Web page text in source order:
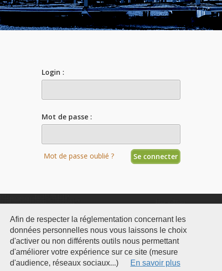
Login :
Mot de passe :
Mot de passe oublié ?
Afin de respecter la réglementation concernant les
données personnelles nous vous laissons le choix
d'activer ou non différents outils nous permettant
d'améliorer votre expérience sur ce site (mesure
d'audience, réseaux sociaux...)
En savoir plus